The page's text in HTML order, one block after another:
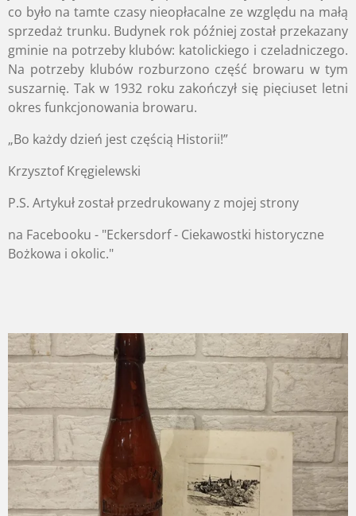
co było na tamte czasy nieopłacalne ze względu na małą
sprzedaż trunku. Budynek rok później został przekazany
gminie na potrzeby klubów: katolickiego i czeladniczego.
Na potrzeby klubów rozburzono część browaru w tym
suszarnię. Tak w 1932 roku zakończył się pięciuset letni
okres funkcjonowania browaru.
„Bo każdy dzień jest częścią Historii!”
Krzysztof Kręgielewski
P.S. Artykuł został przedrukowany z mojej strony
na Facebooku - "Eckersdorf - Ciekawostki historyczne
Bożkowa i okolic."